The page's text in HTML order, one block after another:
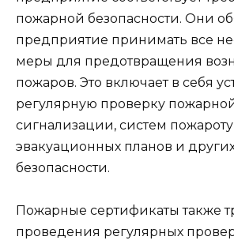
пожарной безопасности. Они
предприятие принимать все
меры для предотвращения
пожаров. Это включает в себя
регулярную проверку
сигнализации, систем
эвакуационных планов и
безопасности.
Пожарные сертификаты также
проведения регулярных